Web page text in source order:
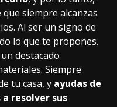
siempre alcanzas
Al ser un signo de
lo que te propones.
destacado
Siempre
tu casa, y ayudas de
resolver sus